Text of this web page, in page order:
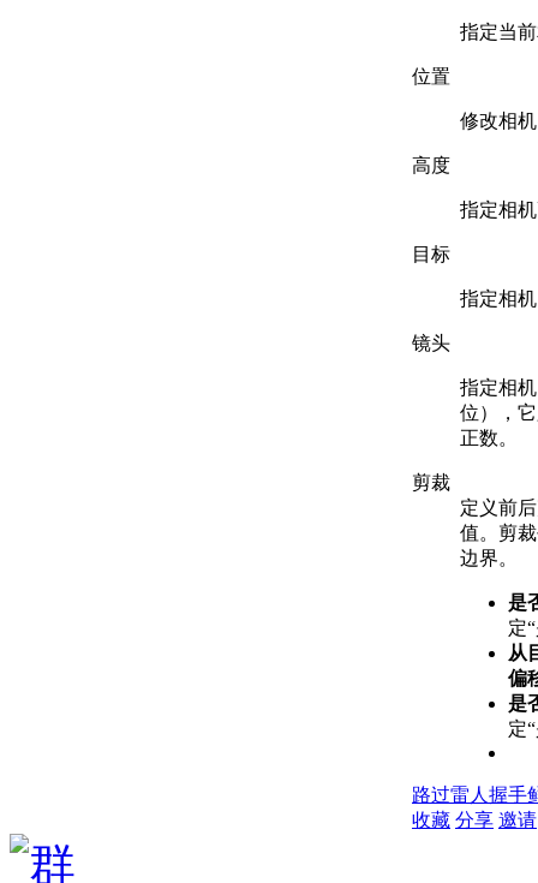
指定当
位置
修改相
高度
指定相
目标
指定相
镜头
指定相
位），
正数。
剪裁
定义前
值。剪
边界。
是
定
从
偏
是
定
路过雷人 握手
收藏 分享 邀请